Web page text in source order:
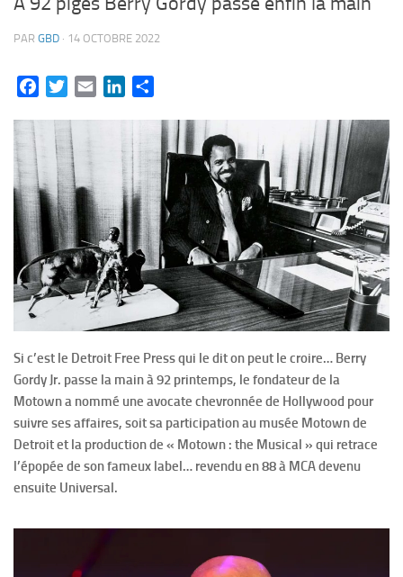
PAR GBD · 14 OCTOBRE 2022
FacebookTwitterEmail LinkedIn
Si c’est le Detroit Free Press qui le dit on peut le croire… Berry
Gordy Jr. passe la main à 92 printemps, le fondateur de la
Motown a nommé une avocate chevronnée de Hollywood pour
suivre ses affaires, soit sa participation au musée Motown de
Detroit et la production de « Motown : the Musical » qui retrace
l’épopée de son fameux label… revendu en 88 à MCA devenu
ensuite Universal.